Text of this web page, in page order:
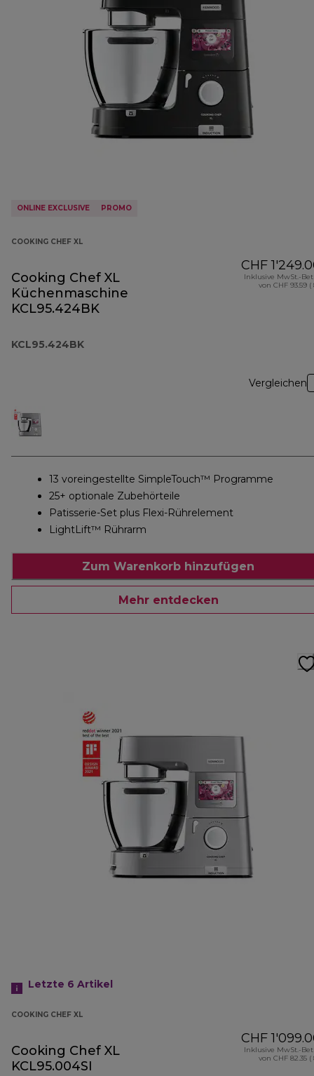
ONLINE EXCLUSIVE PROMO
COOKING CHEF XL
Cooking Chef XL
Küchenmaschine
KCL95.424BK
KCL95.424BK
CHF
Inklusive MwSt.-
von CHF 93.59 (
Vergleichen
13 voreingestellte SimpleTouch™ Programme
25+ optionale Zubehörteile
Patisserie-Set plus Flexi-Rührelement
LightLift™ Rührarm
Zum Warenkorb hinzufügen
Mehr entdecken
Letzte 6 Artikel
COOKING CHEF XL
Cooking Chef XL
KCL95.004SI
CHF
Inklusive MwSt.-
von CHF 82.35 (